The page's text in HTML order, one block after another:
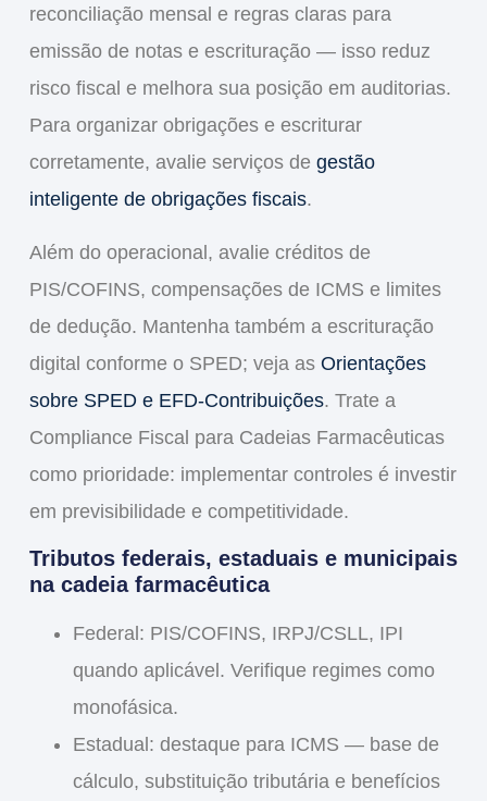
reconciliação mensal e regras claras para
emissão de notas e escrituração — isso reduz
risco fiscal e melhora sua posição em auditorias.
Para organizar obrigações e escriturar
corretamente, avalie serviços de gestão
inteligente de obrigações fiscais.
Além do operacional, avalie créditos de
PIS/COFINS, compensações de ICMS e limites
de dedução. Mantenha também a escrituração
digital conforme o SPED; veja as Orientações
sobre SPED e EFD-Contribuições. Trate a
Compliance Fiscal para Cadeias Farmacêuticas
como prioridade: implementar controles é investir
em previsibilidade e competitividade.
Tributos federais, estaduais e municipais
na cadeia farmacêutica
Federal: PIS/COFINS, IRPJ/CSLL, IPI
quando aplicável. Verifique regimes como
monofásica.
Estadual: destaque para ICMS — base de
cálculo, substituição tributária e benefícios